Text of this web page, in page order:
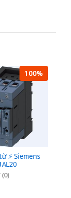
100%
⚡️ Siemens
(0)